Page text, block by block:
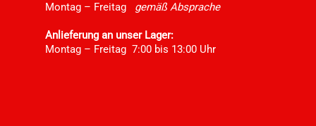
Montag – Freitag gemäß Absprache
Anlieferung an unser Lager:
Montag – Freitag 7:00 bis 13:00 Uhr